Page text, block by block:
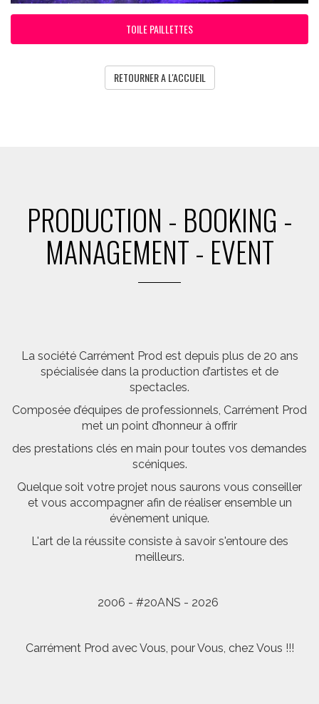
TOILE PAILLETTES
RETOURNER A L'ACCUEIL
PRODUCTION - BOOKING -
MANAGEMENT - EVENT
La société Carrément Prod est depuis plus de 20 ans
spécialisée dans la production d’artistes et de
spectacles.
Composée d’équipes de professionnels, Carrément Prod
met un point d’honneur à offrir
des prestations clés en main pour toutes vos demandes
scéniques.
Quelque soit votre projet nous saurons vous conseiller
et vous accompagner afin de réaliser ensemble un
évènement unique.
L'art de la réussite consiste à savoir s'entoure des
meilleurs.
2006 - #20ANS - 2026
Carrément Prod avec Vous, pour Vous, chez Vous !!!